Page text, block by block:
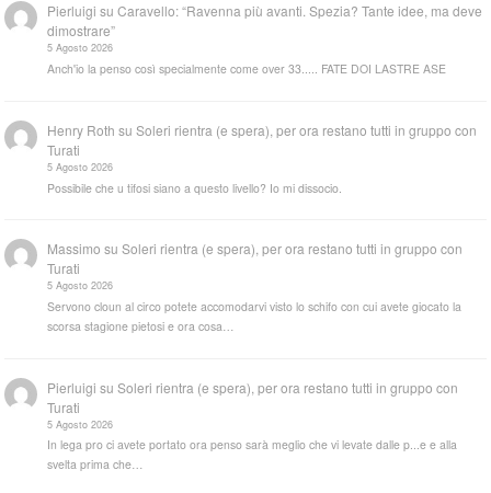
Pierluigi suCaravello: “Ravenna più avanti. Spezia? Tante idee, ma deve
dimostrare”
5 Agosto 2026
Anch'io la penso così specialmente come over 33..... FATE DOI LASTRE ASE
Henry Roth suSoleri rientra (e spera), per ora restano tutti in gruppo con
Turati
5 Agosto 2026
Possibile che u tifosi siano a questo livello? Io mi dissocio.
Massimo suSoleri rientra (e spera), per ora restano tutti in gruppo con
Turati
5 Agosto 2026
Servono cloun al circo potete accomodarvi visto lo schifo con cui avete giocato la
scorsa stagione pietosi e ora cosa…
Pierluigi suSoleri rientra (e spera), per ora restano tutti in gruppo con
Turati
5 Agosto 2026
In lega pro ci avete portato ora penso sarà meglio che vi levate dalle p...e e alla
svelta prima che…